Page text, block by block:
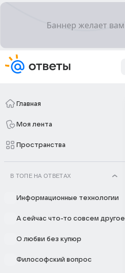
Главная
Моя лента
Пространства
В ТОПЕ НА ОТВЕТАХ
Информационные технологии
А сейчас что-то совсем другое
О любви без купюр
Философский вопрос